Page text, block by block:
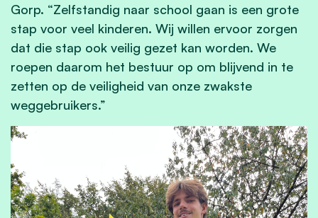
Gorp. “Zelfstandig naar school gaan is een grote
stap voor veel kinderen. Wij willen ervoor zorgen
dat die stap ook veilig gezet kan worden. We
roepen daarom het bestuur op om blijvend in te
zetten op de veiligheid van onze zwakste
weggebruikers.”